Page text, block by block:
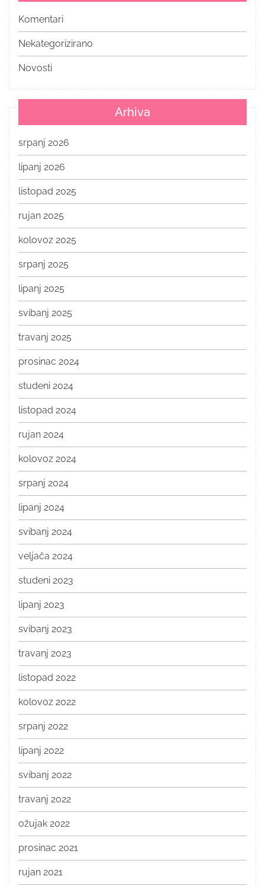
Komentari
Nekategorizirano
Novosti
Arhiva
srpanj 2026
lipanj 2026
listopad 2025
rujan 2025
kolovoz 2025
srpanj 2025
lipanj 2025
svibanj 2025
travanj 2025
prosinac 2024
studeni 2024
listopad 2024
rujan 2024
kolovoz 2024
srpanj 2024
lipanj 2024
svibanj 2024
veljača 2024
studeni 2023
lipanj 2023
svibanj 2023
travanj 2023
listopad 2022
kolovoz 2022
srpanj 2022
lipanj 2022
svibanj 2022
travanj 2022
ožujak 2022
prosinac 2021
rujan 2021